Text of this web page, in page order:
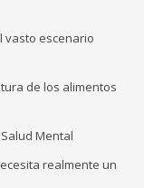
vasto escenario
de los alimentos
Mental
realmente un